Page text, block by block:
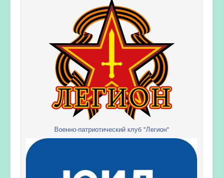
Военно-патриотический клуб "Легион"